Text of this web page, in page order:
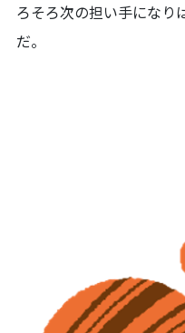
ろそろ次の担い手になり
だ。